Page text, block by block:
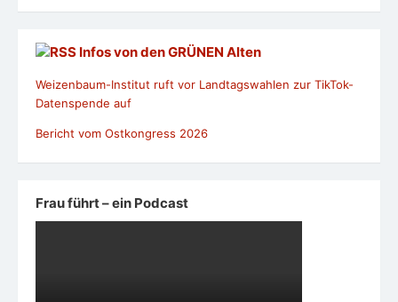
Infos von den GRÜNEN Alten
Weizenbaum-Institut ruft vor Landtagswahlen zur TikTok-
Datenspende auf
Bericht vom Ostkongress 2026
Frau führt – ein Podcast